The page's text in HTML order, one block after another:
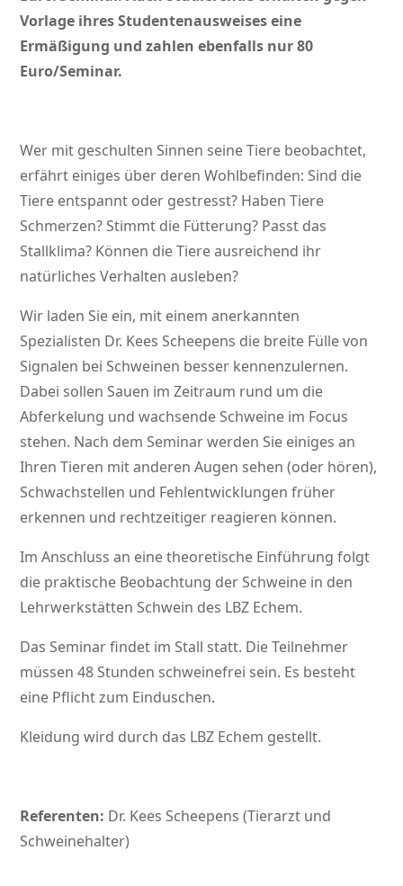
Vorlage ihres Studentenausweises eine
Ermäßigung und zahlen ebenfalls nur 80
Euro/Seminar.
Wer mit geschulten Sinnen seine Tiere beobachtet,
erfährt einiges über deren Wohlbefinden: Sind die
Tiere entspannt oder gestresst? Haben Tiere
Schmerzen? Stimmt die Fütterung? Passt das
Stallklima? Können die Tiere ausreichend ihr
natürliches Verhalten ausleben?
Wir laden Sie ein, mit einem anerkannten
Spezialisten Dr. Kees Scheepens die breite Fülle von
Signalen bei Schweinen besser kennenzulernen.
Dabei sollen Sauen im Zeitraum rund um die
Abferkelung und wachsende Schweine im Focus
stehen. Nach dem Seminar werden Sie einiges an
Ihren Tieren mit anderen Augen sehen (oder hören),
Schwachstellen und Fehlentwicklungen früher
erkennen und rechtzeitiger reagieren können.
Im Anschluss an eine theoretische Einführung folgt
die praktische Beobachtung der Schweine in den
Lehrwerkstätten Schwein des LBZ Echem.
Das Seminar findet im Stall statt. Die Teilnehmer
müssen 48 Stunden schweinefrei sein. Es besteht
eine Pflicht zum Einduschen.
Kleidung wird durch das LBZ Echem gestellt.
Referenten: Dr. Kees Scheepens (Tierarzt und
Schweinehalter)